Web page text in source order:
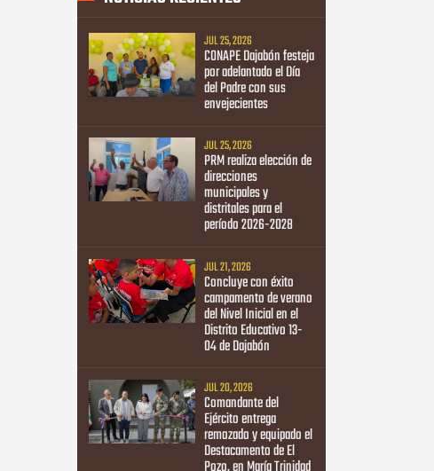
JUL 25, 2026
CONAPE Dajabón festeja
por adelantado el Día
del Padre con sus
envejecientes
JUL 25, 2026
PRM realiza elección de
direcciones
municipales y
distritales para el
período 2026-2028
JUL 21, 2026
Concluye con éxito
campamento de verano
del Nivel Inicial en el
Distrito Educativo 13-
04 de Dajabón
JUL 20, 2026
Comandante del
Ejército entrega
remozado y equipado el
Destacamento de El